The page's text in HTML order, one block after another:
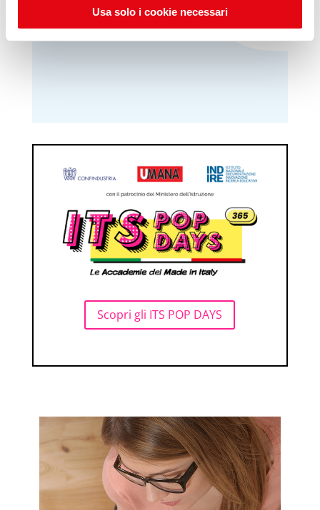
Usa solo i cookie necessari
Scopri gli ITS POP DAYS